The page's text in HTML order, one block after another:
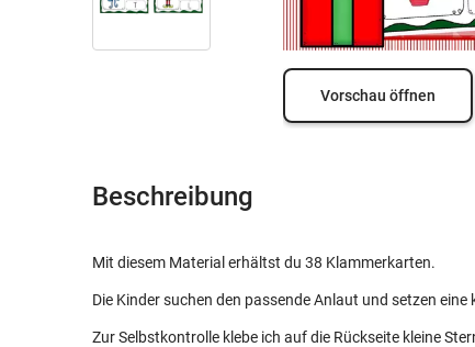
Vorschau öffnen
Beschreibung
Mit diesem Material erhältst du 38 Klammerkarten.
Die Kinder suchen den passende Anlaut und setzen
Zur Selbstkontrolle klebe ich auf die Rückseite kleine